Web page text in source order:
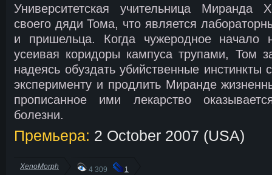
Университетская учительница Миранда
своего дяди Тома, что является
и пришельца. Когда чужеродное начало
усеивая коридоры кампуса трупами, Том
надеясь обуздать убийственные
эксперименту и продлить Миранде
прописанное ими лекарство
болезни.
Премьера: 2 October 2007 (USA)
XenoMorph 4 309 1